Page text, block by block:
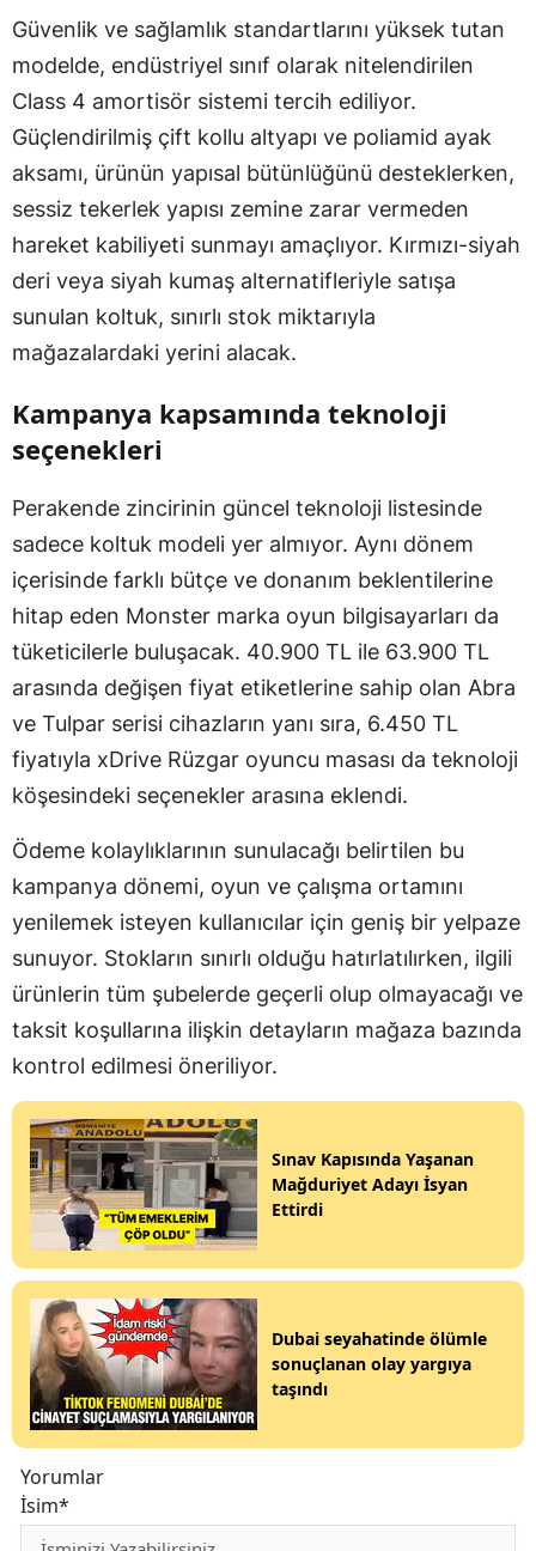
Güvenlik ve sağlamlık standartlarını yüksek tutan
modelde, endüstriyel sınıf olarak nitelendirilen
Class 4 amortisör sistemi tercih ediliyor.
Güçlendirilmiş çift kollu altyapı ve poliamid ayak
aksamı, ürünün yapısal bütünlüğünü desteklerken,
sessiz tekerlek yapısı zemine zarar vermeden
hareket kabiliyeti sunmayı amaçlıyor. Kırmızı-siyah
deri veya siyah kumaş alternatifleriyle satışa
sunulan koltuk, sınırlı stok miktarıyla
mağazalardaki yerini alacak.
Kampanya kapsamında teknoloji
seçenekleri
Perakende zincirinin güncel teknoloji listesinde
sadece koltuk modeli yer almıyor. Aynı dönem
içerisinde farklı bütçe ve donanım beklentilerine
hitap eden Monster marka oyun bilgisayarları da
tüketicilerle buluşacak. 40.900 TL ile 63.900 TL
arasında değişen fiyat etiketlerine sahip olan Abra
ve Tulpar serisi cihazların yanı sıra, 6.450 TL
fiyatıyla xDrive Rüzgar oyuncu masası da teknoloji
köşesindeki seçenekler arasına eklendi.
Ödeme kolaylıklarının sunulacağı belirtilen bu
kampanya dönemi, oyun ve çalışma ortamını
yenilemek isteyen kullanıcılar için geniş bir yelpaze
sunuyor. Stokların sınırlı olduğu hatırlatılırken, ilgili
ürünlerin tüm şubelerde geçerli olup olmayacağı ve
taksit koşullarına ilişkin detayların mağaza bazında
kontrol edilmesi öneriliyor.
Sınav Kapısında Yaşanan
Mağduriyet Adayı İsyan
Ettirdi
Dubai seyahatinde ölümle
sonuçlanan olay yargıya
taşındı
Yorumlar
İsim*